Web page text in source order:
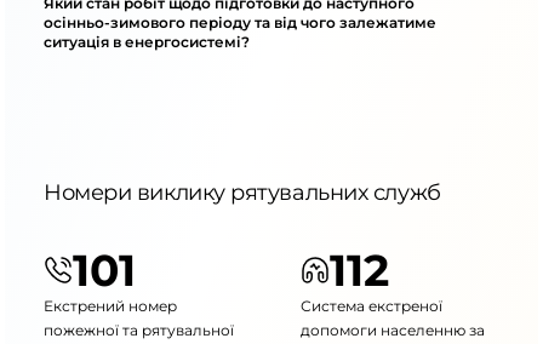
Номери виклику рятувальних служб
101
Екстрений номер
пожежної та рятувальної
112
Система екстреної
допомоги населенню за
осінньо-зимового періоду та від чого залежатиме
ситуація в енергосистемі?